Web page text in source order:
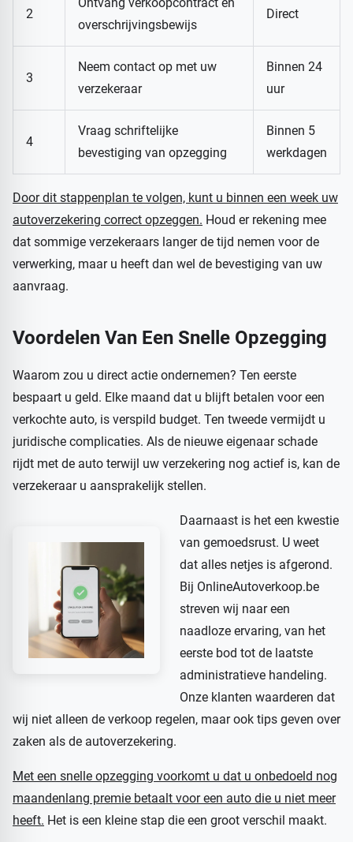
2
overschrijvingsbewijs
Direct
3
Neem contact op met uw
verzekeraar
Binnen 24
uur
4
Vraag schriftelijke
bevestiging van opzegging
Binnen 5
werkdagen
Door dit stappenplan te volgen, kunt u binnen een week uw
autoverzekering correct opzeggen. Houd er rekening mee
dat sommige verzekeraars langer de tijd nemen voor de
verwerking, maar u heeft dan wel de bevestiging van uw
aanvraag.
Voordelen Van Een Snelle Opzegging
Waarom zou u direct actie ondernemen? Ten eerste
bespaart u geld. Elke maand dat u blijft betalen voor een
verkochte auto, is verspild budget. Ten tweede vermijdt u
juridische complicaties. Als de nieuwe eigenaar schade
rijdt met de auto terwijl uw verzekering nog actief is, kan de
verzekeraar u aansprakelijk stellen.
Daarnaast is het een kwestie
van gemoedsrust. U weet
dat alles netjes is afgerond.
Bij OnlineAutoverkoop.be
streven wij naar een
naadloze ervaring, van het
eerste bod tot de laatste
administratieve handeling.
Onze klanten waarderen dat
wij niet alleen de verkoop regelen, maar ook tips geven over
zaken als de autoverzekering.
Met een snelle opzegging voorkomt u dat u onbedoeld nog
maandenlang premie betaalt voor een auto die u niet meer
heeft. Het is een kleine stap die een groot verschil maakt.